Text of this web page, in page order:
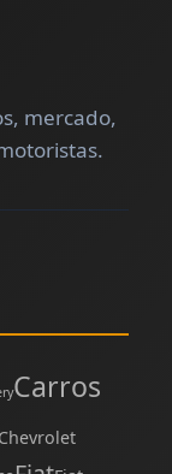
mercado,
Carros
Chevrolet